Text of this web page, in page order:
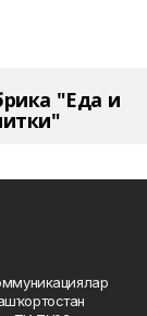
"Еда и